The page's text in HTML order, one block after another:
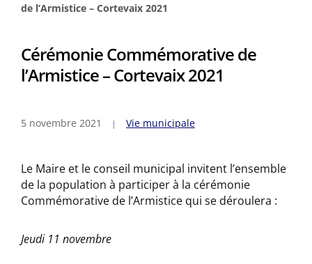
de l’Armistice – Cortevaix 2021
Cérémonie Commémorative de
l’Armistice – Cortevaix 2021
5 novembre 2021 Vie municipale
Le Maire et le conseil municipal invitent l’ensemble
de la population à participer à la cérémonie
Commémorative de l’Armistice qui se déroulera :
Jeudi 11 novembre